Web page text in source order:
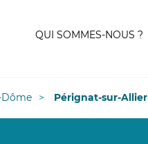
QUI SOMMES-NOUS ?
Dôme Pérignat-sur-Allier